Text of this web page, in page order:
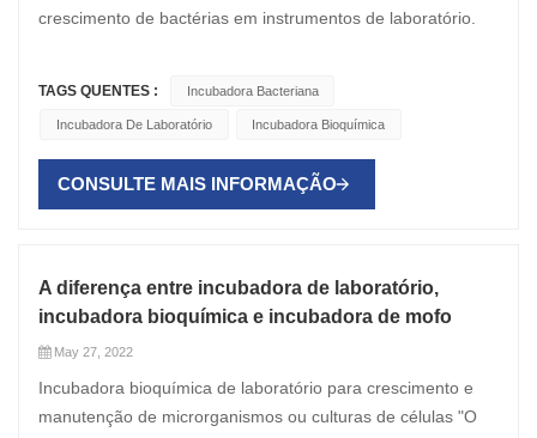
crescimento de bactérias em instrumentos de laboratório.
ser vista no termômetro fixado na incubadora. A maioria das
incubadoras é programável e não requer configurações de
erro e temperatura de teste. A incubadora bacteriana é
basicamente um aparelho, que auxilia na realização do
que ajuda o crescimento de culturas microbianas. A
temperatura e o tempo de incubação são muito importantes
organismo. Se esse período não for fornecido, o
crescimento do organismo pode ser degradado. Como
escolher uma incubadora de microorganismos: Gravidade
TAGS QUENTES : Incubadora Bacteriana
Incubadora De Laboratório Incubadora Bioquímica
CONSULTE MAIS INFORMAÇÃO
A diferença entre incubadora de laboratório,
incubadora bioquímica e incubadora de mofo
May 27, 2022
Incubadora bioquímica de laboratório para crescimento e
manutenção de microrganismos ou culturas de células "O